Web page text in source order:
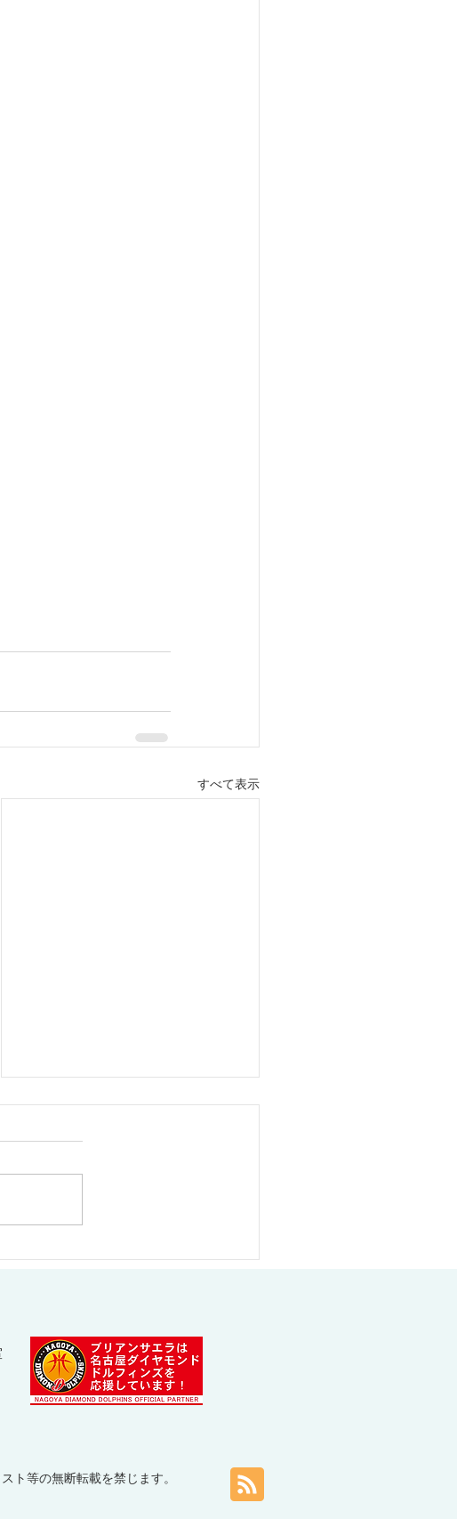
すべて表示
ト等の無断転載を禁じます。